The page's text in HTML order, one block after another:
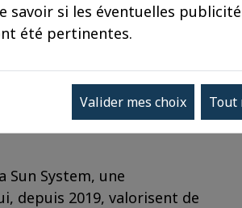
janvier 2026, Monseigneur
Friche de Belle de Mai, un
St-Charles
) : un parc de panneaux
consommation de 170
Sun System, une
depuis 2019, valorisent de
savoir si les éventuelles
été pertinentes.
Valider mes choix Tout